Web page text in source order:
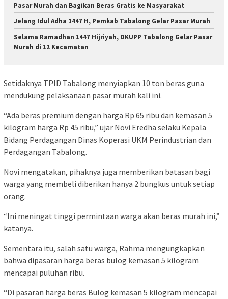
Pasar Murah dan Bagikan Beras Gratis ke Masyarakat
Jelang Idul Adha 1447 H, Pemkab Tabalong Gelar Pasar Murah
Selama Ramadhan 1447 Hijriyah, DKUPP Tabalong Gelar Pasar
Murah di 12 Kecamatan
Setidaknya TPID Tabalong menyiapkan 10 ton beras guna
mendukung pelaksanaan pasar murah kali ini.
“Ada beras premium dengan harga Rp 65 ribu dan kemasan 5
kilogram harga Rp 45 ribu,” ujar Novi Eredha selaku Kepala
Bidang Perdagangan Dinas Koperasi UKM Perindustrian dan
Perdagangan Tabalong.
Novi mengatakan, pihaknya juga memberikan batasan bagi
warga yang membeli diberikan hanya 2 bungkus untuk setiap
orang.
“Ini meningat tinggi permintaan warga akan beras murah ini,”
katanya.
Sementara itu, salah satu warga, Rahma mengungkapkan
bahwa dipasaran harga beras bulog kemasan 5 kilogram
mencapai puluhan ribu.
“Di pasaran harga beras Bulog kemasan 5 kilogram mencapai